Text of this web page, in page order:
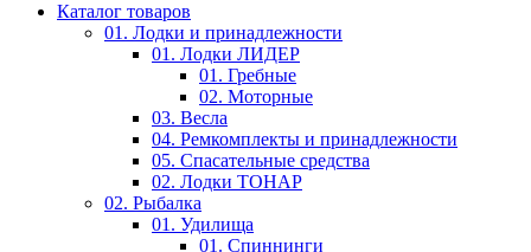
Каталог товаров
01. Лодки и принадлежности
01. Лодки ЛИДЕР
01. Гребные
02. Моторные
03. Весла
04. Ремкомплекты и принадлежности
05. Спасательные средства
02. Лодки ТОНАР
02. Рыбалка
01. Удилища
01. Спиннинги